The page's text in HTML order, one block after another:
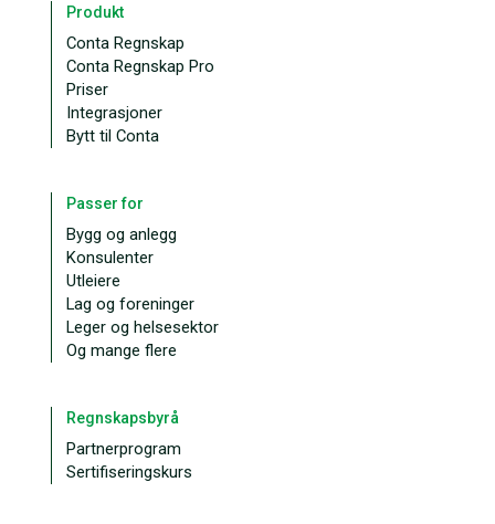
Produkt
Conta Regnskap
Conta Regnskap Pro
Priser
Integrasjoner
Bytt til Conta
Passer for
Bygg og anlegg
Konsulenter
Utleiere
Lag og foreninger
Leger og helsesektor
Og mange flere
Regnskapsbyrå
Partnerprogram
Sertifiseringskurs